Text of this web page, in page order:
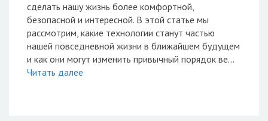
сделать нашу жизнь более комфортной,
безопасной и интересной. В этой статье мы
рассмотрим, какие технологии станут частью
нашей повседневной жизни в ближайшем будущем
и как они могут изменить привычный порядок ве...
Читать далее